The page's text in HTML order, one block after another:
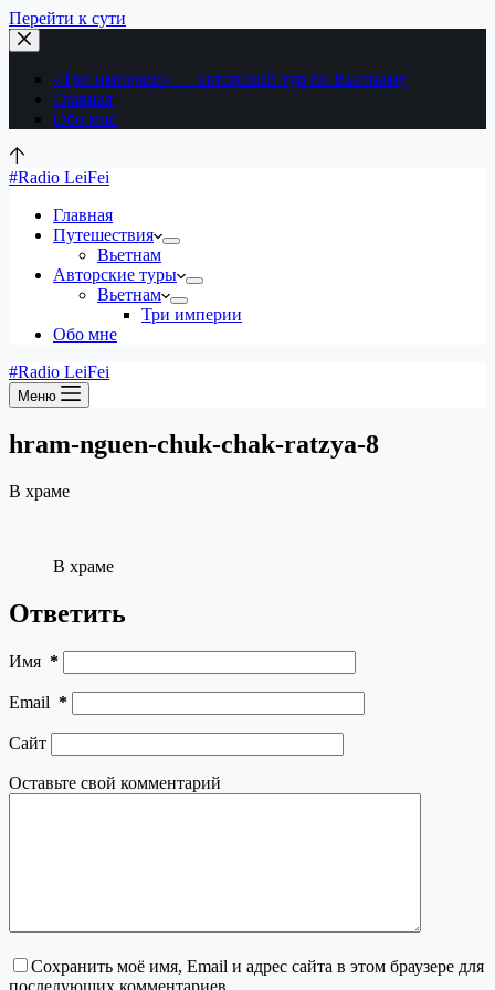
Перейти к сути
«Три империи» — авторский тур по Вьетнаму
Главная
Обо мне
#Radio LeiFei
Главная
Путешествия
Вьетнам
Авторские туры
Вьетнам
Три империи
Обо мне
#Radio LeiFei
Меню
hram-nguen-chuk-chak-ratzya-8
В храме
В храме
Ответить
Имя *
Email *
Сайт
Оставьте свой комментарий
Сохранить моё имя, Email и адрес сайта в этом браузере для
последующих комментариев.